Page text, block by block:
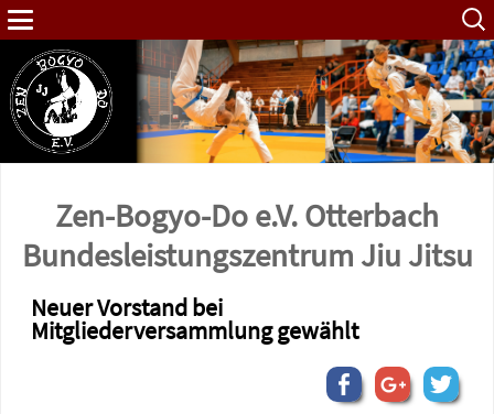
Suche
nach:
Zen-Bogyo-Do e.V. Otterbach
Bundes­leistungs­zentrum Jiu Jitsu
Neuer Vorstand bei
Mitgliederversammlung gewählt